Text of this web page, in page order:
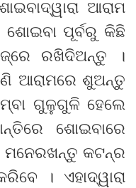
ଆରାମ
ପୂର୍ବରୁ କିଛି
ରଖିଦିଅନ୍ତୁ ।
ଆରାମରେ ଶୁଅନ୍ତୁ
ଗୁଳୁଗୁଳି ହେଲେ
ଶୋଇବାରେ
ମନେରଖନ୍ତୁ କଟନ୍‌ର
। ଏହାଦ୍ୱାରା